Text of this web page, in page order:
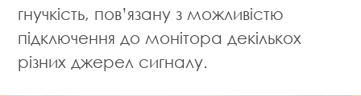
гнучкість, пов’язану з можливістю
підключення до монітора декількох
різних джерел сигналу.